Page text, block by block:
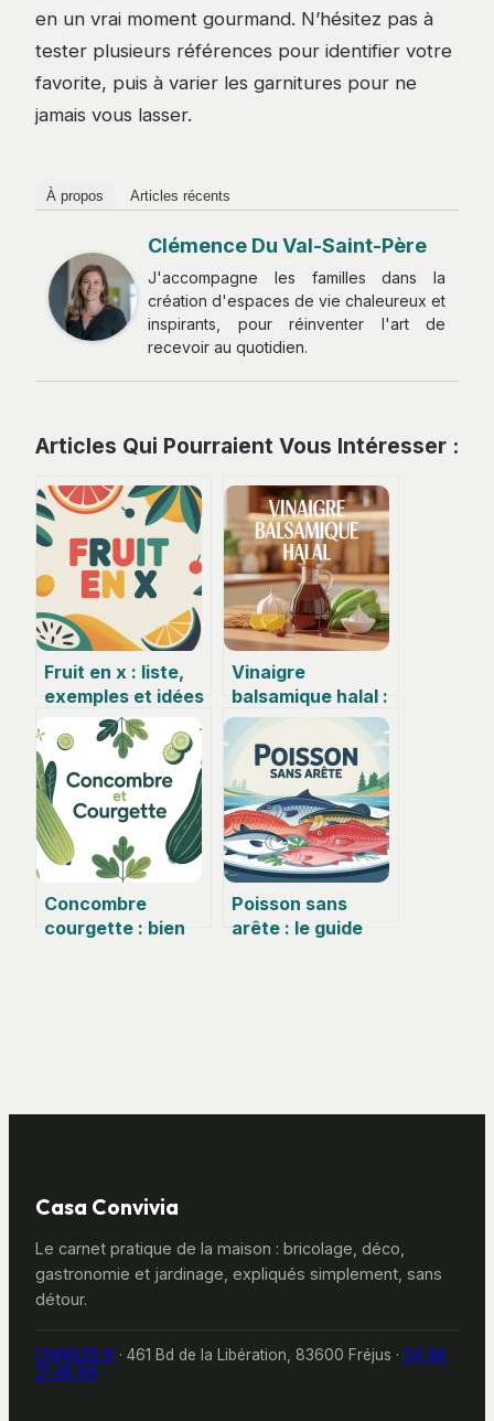
en un vrai moment gourmand. N’hésitez pas à
tester plusieurs références pour identifier votre
favorite, puis à varier les garnitures pour ne
jamais vous lasser.
À propos Articles récents
Clémence Du Val-Saint-Père
J'accompagne les familles dans la
création d'espaces de vie chaleureux et
inspirants, pour réinventer l'art de
recevoir au quotidien.
Articles Qui Pourraient Vous Intéresser :
Fruit en x : liste,
exemples et idées
faciles à retenir
Vinaigre
balsamique halal :
comment le
choisir et l’utiliser
en toute
confiance
Concombre
courgette : bien
Poisson sans
arête : le guide
Casa Convivia
Le carnet pratique de la maison : bricolage, déco,
gastronomie et jardinage, expliqués simplement, sans
détour.
CHARLEE.K · 461 Bd de la Libération, 83600 Fréjus · 04 98
21 48 99